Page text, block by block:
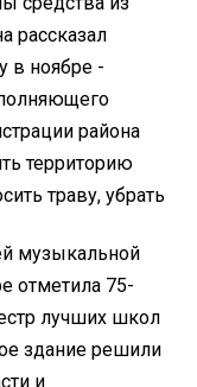
рассказал
в ноябре -
района
территорию
траву, убрать
музыкальной
отметила 75-
лучших школ
здание решили
и